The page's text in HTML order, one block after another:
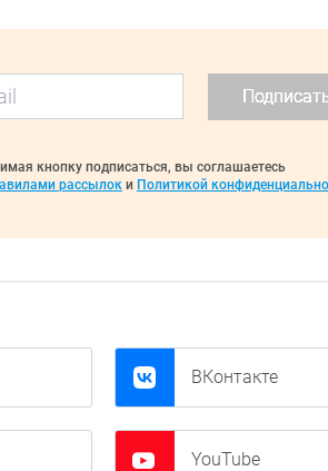
кнопку подписаться, вы соглашаетесь
рассылок и Политикой
ВКонтакте
YouTube